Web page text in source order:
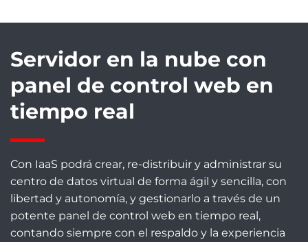
Servidor en la nube con
panel de control web en
tiempo real
Con IaaS podrá crear, re-distribuir y administrar su
centro de datos virtual de forma ágil y sencilla, con
libertad y autonomía, y gestionarlo a través de un
potente panel de control web en tiempo real,
contando siempre con el respaldo y la experiencia